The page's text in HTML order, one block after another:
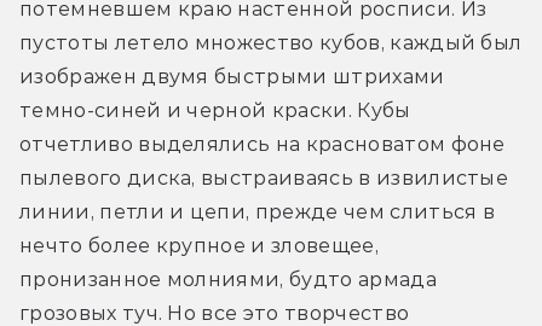
потемневшем краю настенной росписи. Из
пустоты летело множество кубов, каждый был
изображен двумя быстрыми штрихами
темно-синей и черной краски. Кубы
отчетливо выделялись на красноватом фоне
пылевого диска, выстраиваясь в извилистые
линии, петли и цепи, прежде чем слиться в
нечто более крупное и зловещее,
пронизанное молниями, будто армада
грозовых туч. Но все это творчество